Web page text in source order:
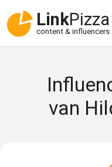
LinkPizza
content & influencers
van